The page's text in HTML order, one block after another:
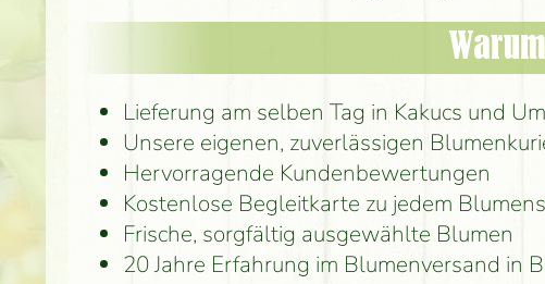
Lieferung am selben Tag in Kakucs und
Unsere eigenen, zuverlässigen
Hervorragende Kundenbewertungen
Kostenlose Begleitkarte zu jedem
Frische, sorgfältig ausgewählte Blumen
20 Jahre Erfahrung im Blumenversand in